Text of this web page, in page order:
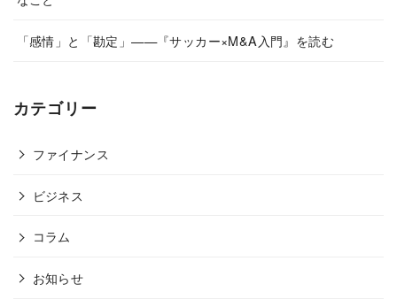
「感情」と「勘定」——『サッカー×M&A入門』を読む
カテゴリー
ファイナンス
ビジネス
コラム
お知らせ